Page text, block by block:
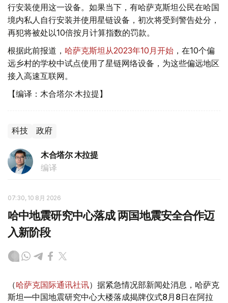
行安装使用这一设备。如果当下，有哈萨克斯坦公民在哈国
境内私人自行安装并使用星链设备，初次将受到警告处分，
再犯将被处以10倍按月计算指数的罚款。
根据此前报道， 哈萨克斯坦从2023年10月开始 ，在10个偏
远乡村的学校中试点使用了星链网络设备，为这些偏远地区
接入高速互联网。
【编译：木合塔尔·木拉提】
科技 政府
木合塔尔 木拉提
编译
07:30, 10 8月 2026
哈中地震研究中心落成 两国地震安全合作迈
入新阶段
（哈萨克国际通讯社讯）据紧急情况部新闻处消息，哈萨克
斯坦—中国地震研究中心大楼落成揭牌仪式8月8日在阿拉